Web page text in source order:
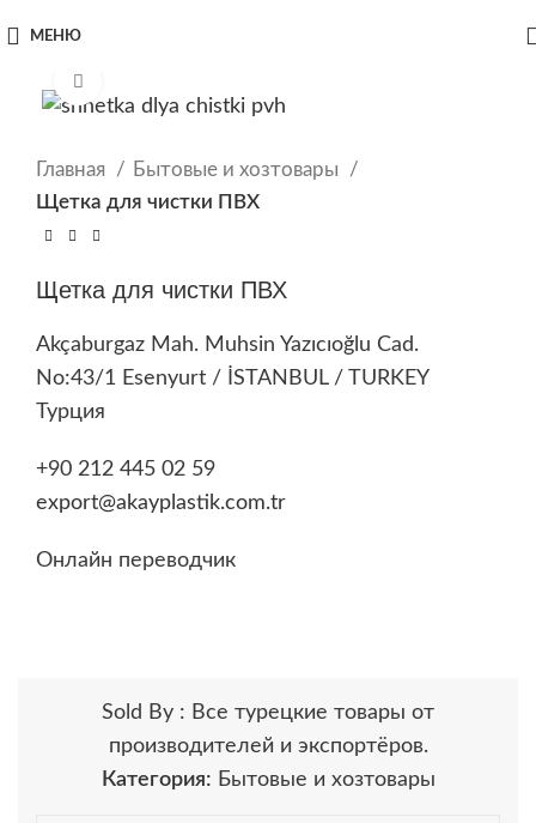
МЕНЮ
Главная
Бытовые и хозтовары
Щетка для чистки ПВХ
Щетка для чистки ПВХ
Akçaburgaz Mah. Muhsin Yazıcıoğlu Cad.
No:43/1 Esenyurt / İSTANBUL / TURKEY
Турция
+90 212 445 02 59
export@akayplastik.com.tr
Онлайн переводчик
Sold By : Все турецкие товары от
производителей и экспортёров.
Категория: Бытовые и хозтовары